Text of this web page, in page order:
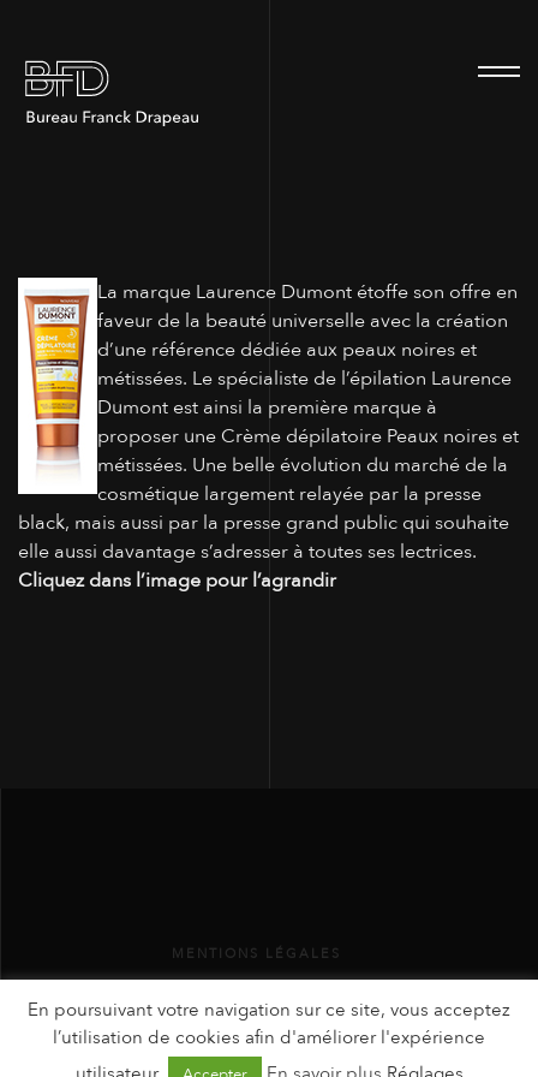
La marque Laurence Dumont étoffe son offre en
faveur de la beauté universelle avec la création
d’une référence dédiée aux peaux noires et
métissées. Le spécialiste de l’épilation Laurence
Dumont est ainsi la première marque à
proposer une Crème dépilatoire Peaux noires et
métissées. Une belle évolution du marché de la
cosmétique largement relayée par la presse
black, mais aussi par la presse grand public qui souhaite
elle aussi davantage s’adresser à toutes ses lectrices.
Cliquez dans l’image pour l’agrandir
MENTIONS LÉGALES
En poursuivant votre navigation sur ce site, vous acceptez
l’utilisation de cookies afin d'améliorer l'expérience